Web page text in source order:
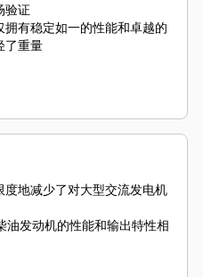
验证
有稳定如一的性能和卓越的
了重量
地减少了对大型交流发电机
油发动机的性能和输出特性相